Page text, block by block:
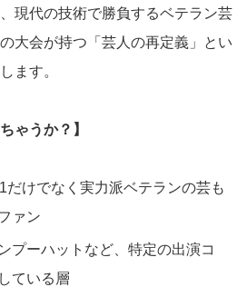
現代の技術で勝負するベテラン芸
大会が持つ「芸人の再定義」とい
ます。
ゃうか？】
だけでなく実力派ベテランの芸も
ァン
プーハットなど、特定の出演コ
ている層